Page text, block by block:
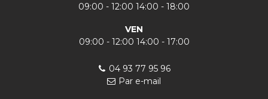
09:00 - 12:00 14:00 - 18:00
VEN
09:00 - 12:00 14:00 - 17:00
04 93 77 95 96
Par e-mail